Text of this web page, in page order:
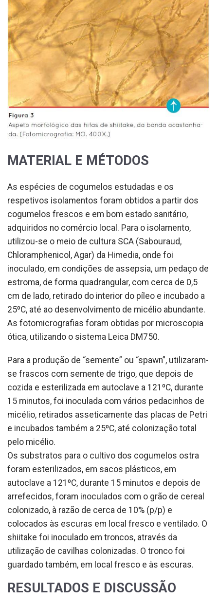
MATERIAL E MÉTODOS
As espécies de cogumelos estudadas e os
respetivos isolamentos foram obtidos a partir dos
cogumelos frescos e em bom estado sanitário,
adquiridos no comércio local. Para o isolamento,
utilizou-se o meio de cultura SCA (Sabouraud,
Chloramphenicol, Agar) da Himedia, onde foi
inoculado, em condições de assepsia, um pedaço de
estroma, de forma quadrangular, com cerca de 0,5
cm de lado, retirado do interior do píleo e incubado a
25ºC, até ao desenvolvimento de micélio abundante.
As fotomicrografias foram obtidas por microscopia
ótica, utilizando o sistema Leica DM750.
Para a produção de “semente” ou “spawn”, utilizaram-
se frascos com semente de trigo, que depois de
cozida e esterilizada em autoclave a 121ºC, durante
15 minutos, foi inoculada com vários pedacinhos de
micélio, retirados asseticamente das placas de Petri
e incubados também a 25ºC, até colonização total
pelo micélio.
Os substratos para o cultivo dos cogumelos ostra
foram esterilizados, em sacos plásticos, em
autoclave a 121ºC, durante 15 minutos e depois de
arrefecidos, foram inoculados com o grão de cereal
colonizado, à razão de cerca de 10% (p/p) e
colocados às escuras em local fresco e ventilado. O
shiitake foi inoculado em troncos, através da
utilização de cavilhas colonizadas. O tronco foi
guardado também, em local fresco e às escuras.
RESULTADOS E DISCUSSÃO